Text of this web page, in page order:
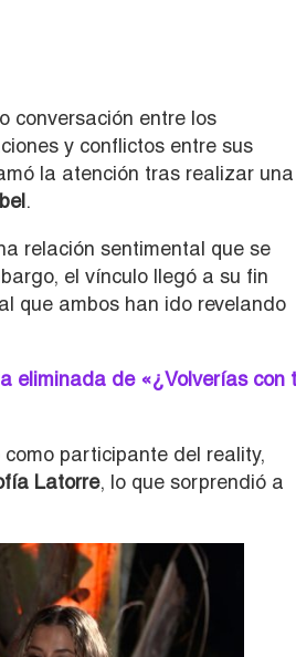
conversación entre los
y conflictos entre sus
la atención tras realizar una
.
relación sentimental que se
el vínculo llegó a su fin
que ambos han ido revelando
eliminada de «¿Volverías con
participante del reality,
Latorre, lo que sorprendió a